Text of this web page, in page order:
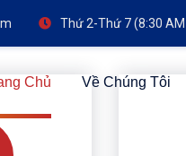
Thứ 2-Thứ 7 (8:30
Chủ Về Chúng Tôi